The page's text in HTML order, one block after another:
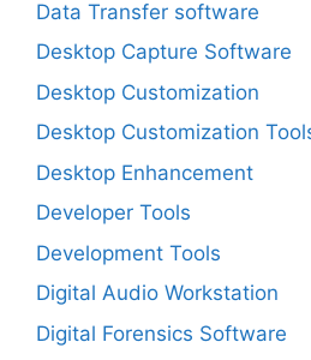
Data Transfer software
Desktop Capture Software
Desktop Customization
Desktop Customization
Desktop Enhancement
Developer Tools
Development Tools
Digital Audio Workstation
Digital Forensics Software